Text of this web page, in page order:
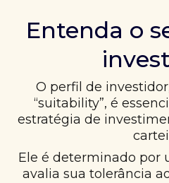
Entenda o
O perfil de
“suitability”, é
estratégia de
Ele é determinado por
avalia sua tolerância